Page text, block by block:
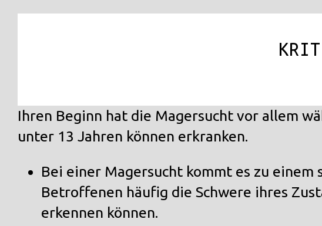
Ihren Beginn hat die Magersucht vor allem
unter 13 Jahren können erkranken.
Bei einer Magersucht kommt es zu
Betroffenen häufig die Schwere ihres
erkennen können.